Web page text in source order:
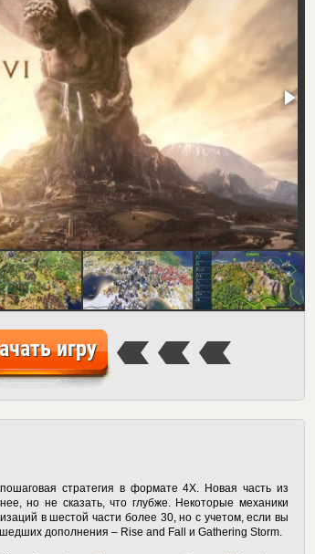
игру
стратегия в формате 4X. Новая часть из
но не сказать, что глубже. Некоторые механики
в шестой части более 30, но с учетом, если вы
дополнения – Rise and Fall и Gathering Storm.